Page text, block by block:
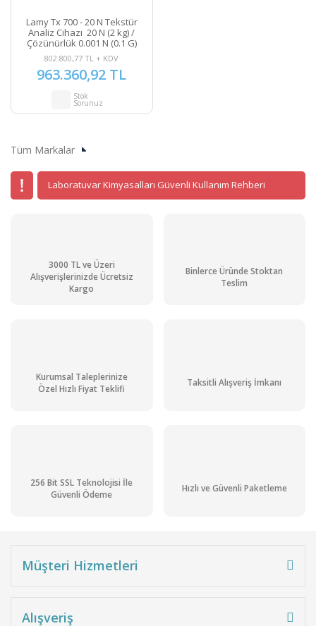
Lamy Tx 700 - 20 N Tekstür
Analiz Cihazı 20 N (2 kg) /
Çözünürlük 0.001 N (0.1 G)
802.800,77 TL + KDV
963.360,92 TL
Stok
Sorunuz
Tüm Markalar
Laboratuvar Kimyasalları Güvenli Kullanım Rehberi
3000 TL ve Üzeri
Alışverişlerinizde Ücretsiz
Kargo
Binlerce Üründe Stoktan
Teslim
Kurumsal Taleplerinize
Özel Hızlı Fiyat Teklifi
Taksitli Alışveriş İmkanı
256 Bit SSL Teknolojisi İle
Güvenli Ödeme
Hızlı ve Güvenli Paketleme
Müşteri Hizmetleri
Alışveriş